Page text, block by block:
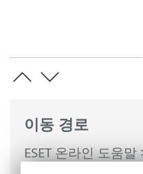
이동 경로
ESET 온라인 도움말